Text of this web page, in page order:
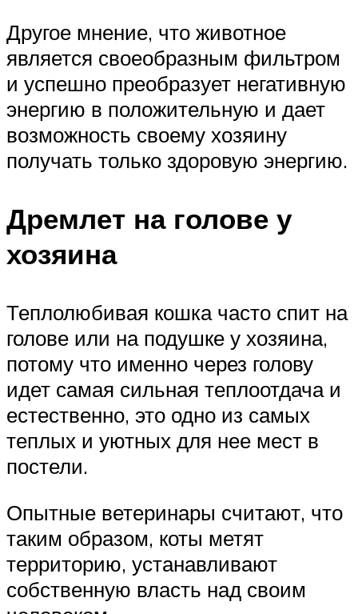
Другое мнение, что животное
является своеобразным фильтром
и успешно преобразует негативную
энергию в положительную и дает
возможность своему хозяину
получать только здоровую энергию.
Дремлет на голове у
хозяина
Теплолюбивая кошка часто спит на
голове или на подушке у хозяина,
потому что именно через голову
идет самая сильная теплоотдача и
естественно, это одно из самых
теплых и уютных для нее мест в
постели.
Опытные ветеринары считают, что
таким образом, коты метят
территорию, устанавливают
собственную власть над своим